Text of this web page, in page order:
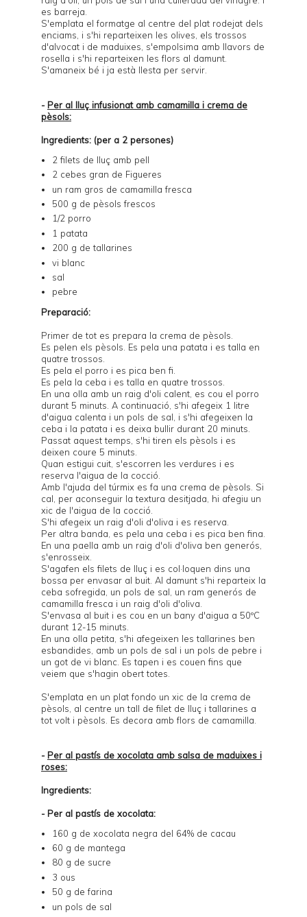
es barreja.
S'emplata el formatge al centre del plat rodejat dels
enciams, i s'hi reparteixen les olives, els trossos
d'alvocat i de maduixes, s'empolsima amb llavors de
rosella i s'hi reparteixen les flors al damunt.
S'amaneix bé i ja està llesta per servir.
- Per al lluç infusionat amb camamilla i crema de
pèsols:
Ingredients: (per a 2 persones)
2 filets de lluç amb pell
2 cebes gran de Figueres
un ram gros de camamilla fresca
500 g de pèsols frescos
1/2 porro
1 patata
200 g de tallarines
vi blanc
sal
pebre
Preparació:
Primer de tot es prepara la crema de pèsols.
Es pelen els pèsols. Es pela una patata i es talla en
quatre trossos.
Es pela el porro i es pica ben fi.
Es pela la ceba i es talla en quatre trossos.
En una olla amb un raig d'oli calent, es cou el porro
durant 5 minuts. A continuació, s'hi afegeix 1 litre
d'aigua calenta i un pols de sal, i s'hi afegeixen la
ceba i la patata i es deixa bullir durant 20 minuts.
Passat aquest temps, s'hi tiren els pèsols i es
deixen coure 5 minuts.
Quan estigui cuit, s'escorren les verdures i es
reserva l'aigua de la cocció.
Amb l'ajuda del túrmix es fa una crema de pèsols. Si
cal, per aconseguir la textura desitjada, hi afegiu un
xic de l'aigua de la cocció.
S'hi afegeix un raig d'oli d'oliva i es reserva.
Per altra banda, es pela una ceba i es pica ben fina.
En una paella amb un raig d'oli d'oliva ben generós,
s'enrosseix.
S'agafen els filets de lluç i es col·loquen dins una
bossa per envasar al buit. Al damunt s'hi reparteix la
ceba sofregida, un pols de sal, un ram generós de
camamilla fresca i un raig d'oli d'oliva.
S'envasa al buit i es cou en un bany d'aigua a 50ºC
durant 12-15 minuts.
En una olla petita, s'hi afegeixen les tallarines ben
esbandides, amb un pols de sal i un pols de pebre i
un got de vi blanc. Es tapen i es couen fins que
veiem que s'hagin obert totes.
S'emplata en un plat fondo un xic de la crema de
pèsols, al centre un tall de filet de lluç i tallarines a
tot volt i pèsols. Es decora amb flors de camamilla.
- Per al pastís de xocolata amb salsa de maduixes i
roses:
Ingredients:
- Per al pastís de xocolata:
160 g de xocolata negra del 64% de cacau
60 g de mantega
80 g de sucre
3 ous
50 g de farina
un pols de sal